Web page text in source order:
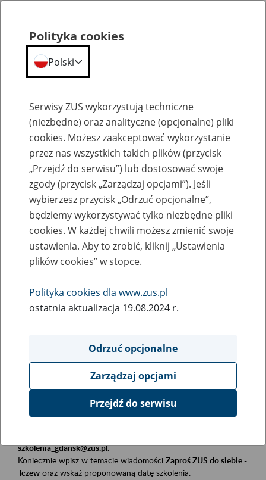
Szkolenia
Zaproś ZUS do siebie: eZUS, wizyty
rezerwowane, e-wizyty, Aktywni 50+
Rodzaj wydarzenia
Szkolenia
Obszar merytoryczny
Płatnicy, ubezpieczeni, świadczeniobiorcy
Opis wydarzenia
Szkolenie stacjonarne w siedzibie firmy, instytucji, urzędu.
szkolenia_gdansk@zus.pl.
Koniecznie wpisz w temacie wiadomości Zaproś ZUS do siebie -
Tczew oraz wskaż proponowaną datę szkolenia.
Polityka cookies
Polski
Serwisy ZUS wykorzystują techniczne
(niezbędne) oraz analityczne (opcjonalne) pliki
cookies. Możesz zaakceptować wykorzystanie
przez nas wszystkich takich plików (przycisk
„Przejdź do serwisu”) lub dostosować swoje
zgody (przycisk „Zarządzaj opcjami”). Jeśli
wybierzesz przycisk „Odrzuć opcjonalne”,
będziemy wykorzystywać tylko niezbędne pliki
cookies. W każdej chwili możesz zmienić swoje
ustawienia. Aby to zrobić, kliknij „Ustawienia
plików cookies” w stopce.
Polityka cookies dla www.zus.pl
ostatnia aktualizacja 19.08.2024 r.
Odrzuć opcjonalne
Zarządzaj opcjami
Przejdź do serwisu